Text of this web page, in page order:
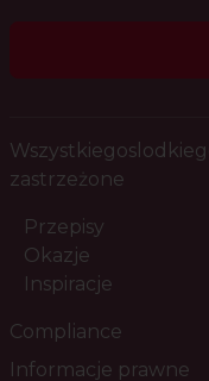
zastrzeżone
Przepisy
Okazje
Inspiracje
Compliance
Informacje prawne